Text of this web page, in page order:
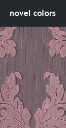
novel colors